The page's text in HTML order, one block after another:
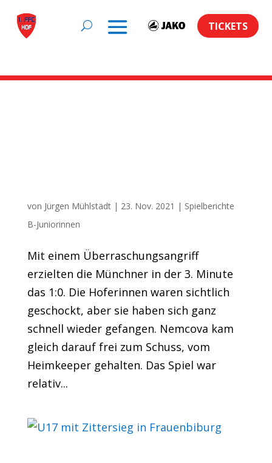
TICKETS
von Jürgen Mühlstädt| 23. Nov. 2021 | Spielberichte
B-Juniorinnen
Mit einem Überraschungsangriff
erzielten die Münchner in der 3. Minute
das 1:0. Die Hoferinnen waren sichtlich
geschockt, aber sie haben sich ganz
schnell wieder gefangen. Nemcova kam
gleich darauf frei zum Schuss, vom
Heimkeeper gehalten. Das Spiel war
relativ...